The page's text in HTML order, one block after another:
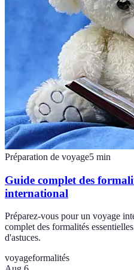
Préparation de voyage5 min
Guide complet des
international
Préparez-vous pour un voyage
complet des formalités
d'astuces.
voyageformalités